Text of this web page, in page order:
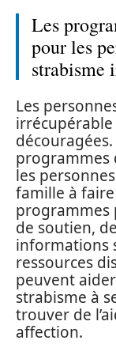
Les
pour les
strabisme
Les
programmes
les
famille à faire
programmes
de soutien,
informations
ressources
peuvent
strabisme à
trouver de
affection.